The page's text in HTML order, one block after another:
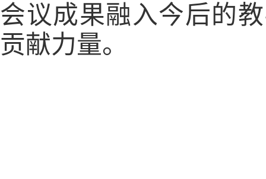
会议成果融入今后的
贡献力量。